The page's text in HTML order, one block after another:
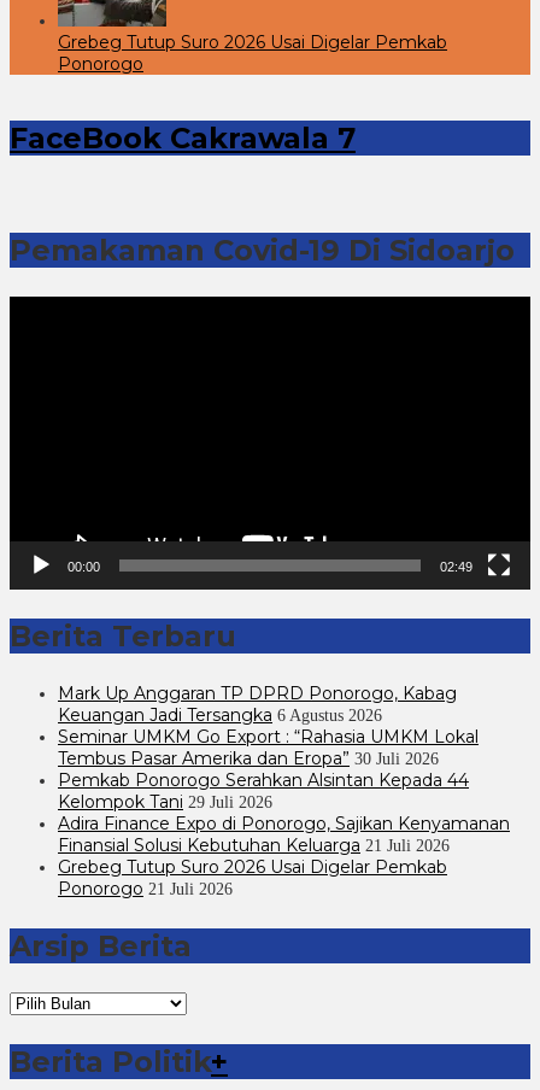
Grebeg Tutup Suro 2026 Usai Digelar Pemkab
Ponorogo
FaceBook Cakrawala 7
Pemakaman Covid-19 Di Sidoarjo
00:00 02:49
Berita Terbaru
Mark Up Anggaran TP DPRD Ponorogo, Kabag
Keuangan Jadi Tersangka 6 Agustus 2026
Seminar UMKM Go Export : “Rahasia UMKM Lokal
Tembus Pasar Amerika dan Eropa” 30 Juli 2026
Pemkab Ponorogo Serahkan Alsintan Kepada 44
Kelompok Tani 29 Juli 2026
Adira Finance Expo di Ponorogo, Sajikan Kenyamanan
Finansial Solusi Kebutuhan Keluarga 21 Juli 2026
Grebeg Tutup Suro 2026 Usai Digelar Pemkab
Ponorogo 21 Juli 2026
Arsip Berita
Arsip
Berita
Berita Politik+